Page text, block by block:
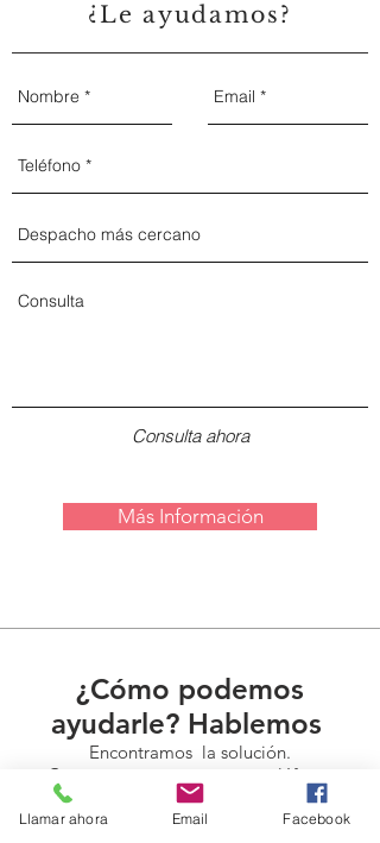
¿Le ayudamos?
Consulta ahora
Más Información
¿Cómo podemos
ayudarle? Hablemos
Encontramos la solución.
Contacte con nosotros por teléfono,
e-mail o redes sociales.
Llamar ahora Email Facebook